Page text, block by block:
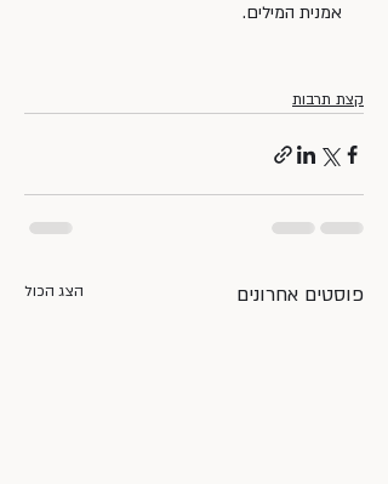
אמנית המילים.
קצת תרבות
פוסטים אחרונים הצג הכול